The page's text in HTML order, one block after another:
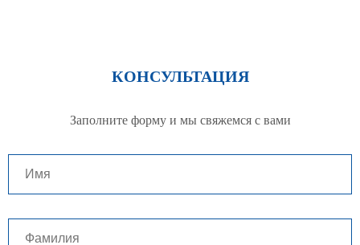
КОНСУЛЬТАЦИЯ
Заполните форму и мы свяжемся с вами